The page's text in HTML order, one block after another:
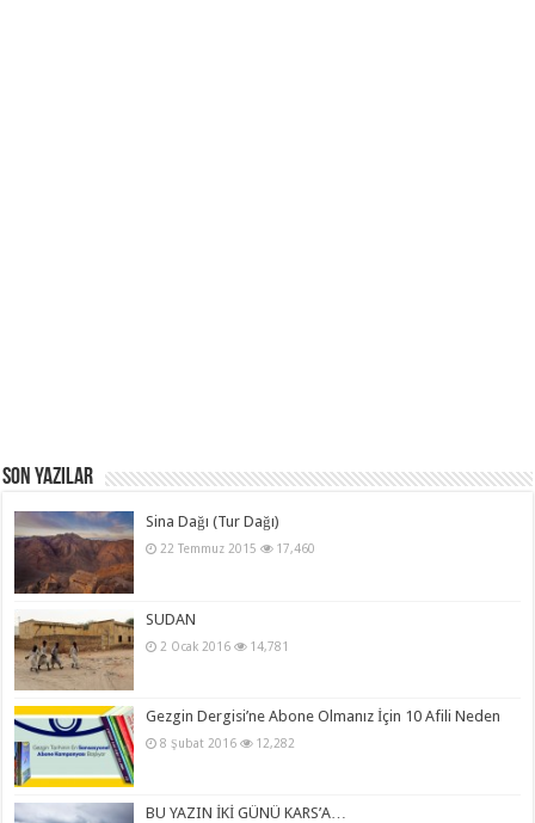
Son Yazılar
Sina Dağı (Tur Dağı)
22 Temmuz 2015 17,460
SUDAN
2 Ocak 2016 14,781
Gezgin Dergisi’ne Abone Olmanız İçin 10 Afili Neden
8 Şubat 2016 12,282
BU YAZIN İKİ GÜNÜ KARS’A…